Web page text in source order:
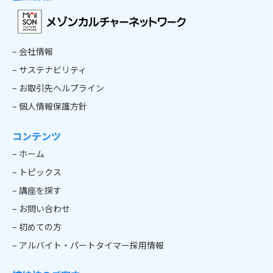
– 会社情報
– サステナビリティ
– お取引先ヘルプライン
– 個人情報保護方針
コンテンツ
– ホーム
– トピックス
– 講座を探す
– お問い合わせ
– 初めての方
– アルバイト・パートタイマー採用情報